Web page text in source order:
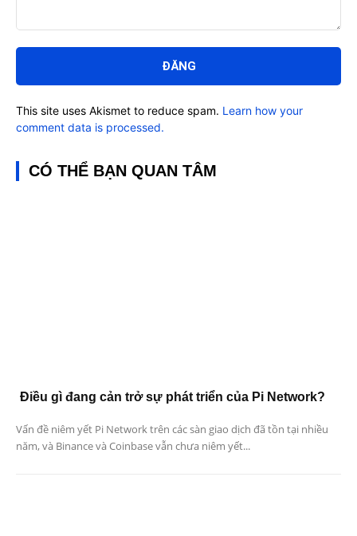
luận:
This site uses Akismet to reduce spam. Learn how your
comment data is processed.
CÓ THỂ BẠN QUAN TÂM
Điều gì đang cản trở sự phát triển của Pi Network?
Vấn đề niêm yết Pi Network trên các sàn giao dịch đã tồn tại nhiều
năm, và Binance và Coinbase vẫn chưa niêm yết...